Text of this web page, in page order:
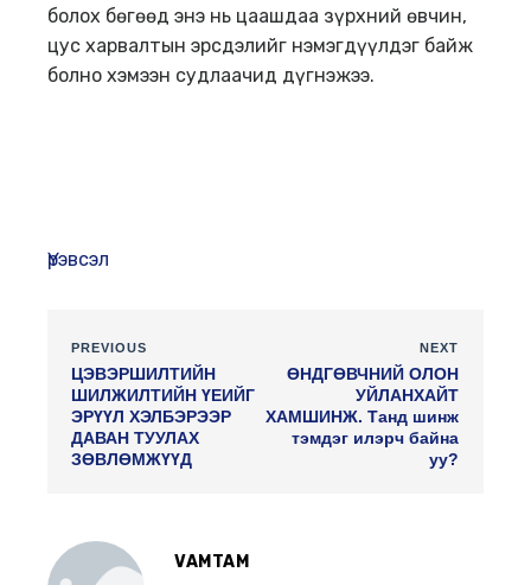
болох бөгөөд энэ нь цаашдаа зүрхний өвчин,
цус харвалтын эрсдэлийг нэмэгдүүлдэг байж
болно хэмээн судлаачид дүгнэжээ.
Үрэвсэл
PREVIOUS
ЦЭВЭРШИЛТИЙН
ШИЛЖИЛТИЙН ҮЕИЙГ
ЭРҮҮЛ ХЭЛБЭРЭЭР
ДАВАН ТУУЛАХ
ЗӨВЛӨМЖҮҮД
NEXT
ӨНДГӨВЧНИЙ ОЛОН
УЙЛАНХАЙТ
ХАМШИНЖ. Танд шинж
тэмдэг илэрч байна
уу?
VAMTAM